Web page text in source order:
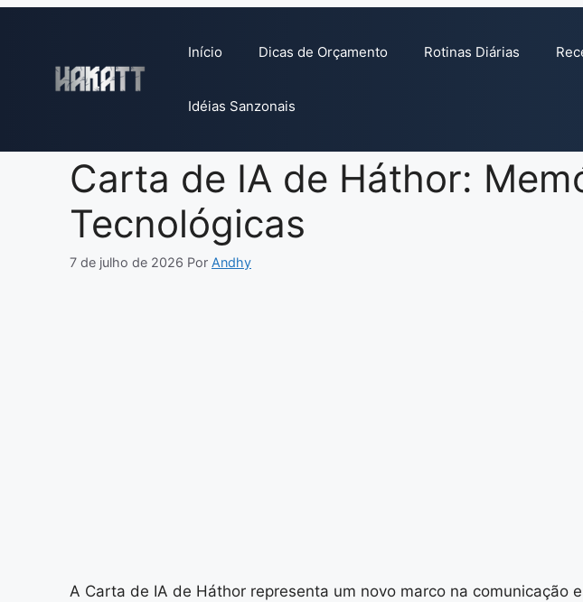
conteúdo
Início Dicas de Orçamento Rotinas Diárias
Idéias Sanzonais
Carta de IA de Háthor:
Tecnológicas
7 de julho de 2026 Por Andhy
A Carta de IA de Háthor representa um novo marco na